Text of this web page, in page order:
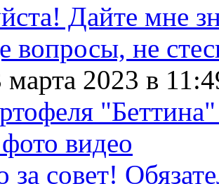
Дайте мне
вопросы, не
2023 в
видео
за совет!